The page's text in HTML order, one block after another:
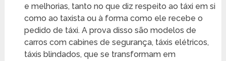
e melhorias, tanto no que diz respeito ao táxi em si
como ao taxista ou à forma como ele recebe o
pedido de táxi. A prova disso são modelos de
carros com cabines de segurança, táxis elétricos,
táxis blindados, que se transformam em